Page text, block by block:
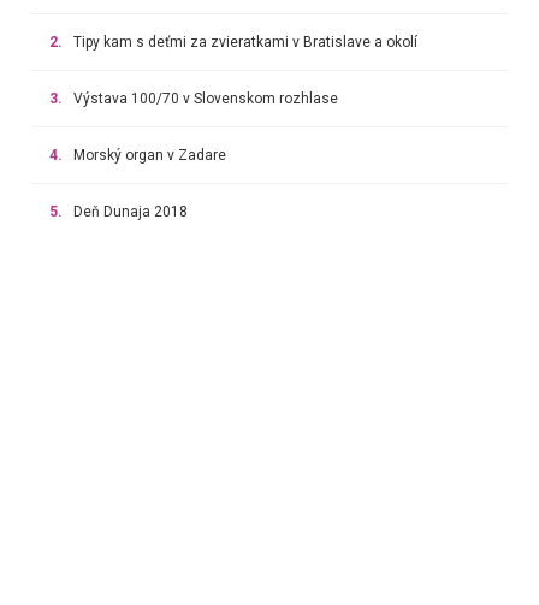
2. Tipy kam s deťmi za zvieratkami v Bratislave a okolí
3. Výstava 100/70 v Slovenskom rozhlase
4. Morský organ v Zadare
5. Deň Dunaja 2018